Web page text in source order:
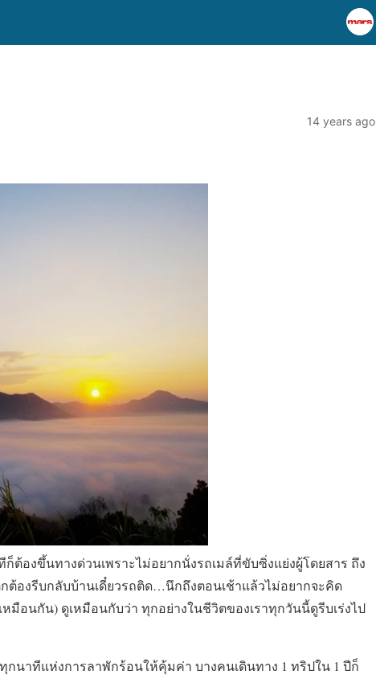
14 years ago
ต้องขึ้นทางด่วนเพราะไม่อยากนั่งรถเมล์ที่ขับซิ่งแย่งผู้โดยสาร ถึง
ต้องรีบกลับบ้านเดี๋ยวรถติด…นึกถึงตอนเช้าแล้วไม่อยากจะคิด
มือนกัน) ดูเหมือนกับว่า ทุกอย่างในชีวิตของเราทุกวันนี้ดูรีบเร่งไป
กนาทีแห่งการลาพักร้อนให้คุ้มค่า บางคนเดินทาง 1 ทริปใน 1 ปีก็